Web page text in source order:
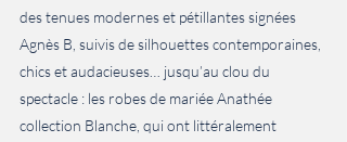
des tenues modernes et pétillantes signées
Agnès B, suivis de silhouettes contemporaines,
chics et audacieuses… jusqu’au clou du
spectacle : les robes de mariée Anathée
collection Blanche, qui ont littéralement